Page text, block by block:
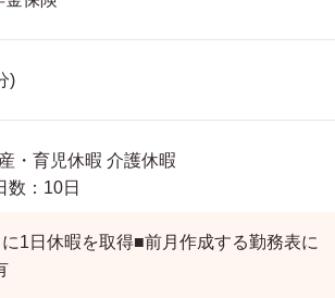
)
・育児休暇 介護休暇
数：10日
1日休暇を取得■前月作成する勤務表に